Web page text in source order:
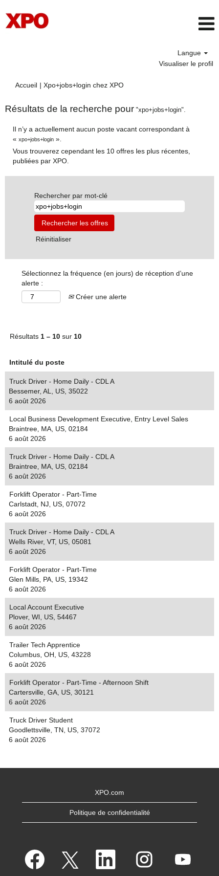
Langue
Visualiser le profil
Accueil | Xpo+jobs+login chez XPO(page
Résultats de la recherche pour "xpo+jobs+login".
Il n’y a actuellement aucun poste vacant correspondant à
« xpo+jobs+login ».
Vous trouverez cependant les 10 offres les plus récentes,
publiées par XPO.
Rechercher par mot-clé
Réinitialiser
Sélectionnez la fréquence (en jours) de réception d’une
alerte :
Créer une alerte
Résultats 1 – 10 sur 10
Intitulé du poste
Truck Driver - Home Daily - CDL A
Bessemer, AL, US, 35022
6 août 2026
Local Business Development Executive, Entry Level Sales
Braintree, MA, US, 02184
6 août 2026
Truck Driver - Home Daily - CDL A
Braintree, MA, US, 02184
6 août 2026
Forklift Operator - Part-Time
Carlstadt, NJ, US, 07072
6 août 2026
Truck Driver - Home Daily - CDL A
Wells River, VT, US, 05081
6 août 2026
Forklift Operator - Part-Time
Glen Mills, PA, US, 19342
6 août 2026
Local Account Executive
Plover, WI, US, 54467
6 août 2026
Trailer Tech Apprentice
Columbus, OH, US, 43228
6 août 2026
Forklift Operator - Part-Time - Afternoon Shift
Cartersville, GA, US, 30121
6 août 2026
Truck Driver Student
Goodlettsville, TN, US, 37072
6 août 2026
XPO.com
Politique de confidentialité
o
S
o
S
u